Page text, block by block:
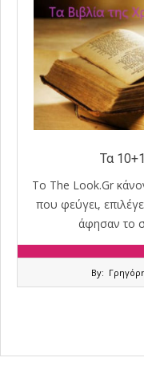
Τα
Το The Look.Gr
που φεύγει,
άφησαν το
By: